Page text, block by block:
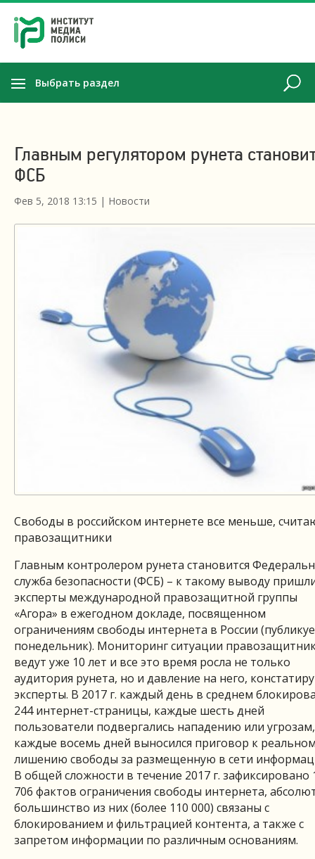
Выбрать раздел
Главным регулятором рунета
ФСБ
Фев 5, 2018 13:15 | Новости
Свободы в российском интернете все меньше,
правозащитники
Главным контролером рунета становится
служба безопасности (ФСБ) – к такому выводу
эксперты международной правозащитной группы
«Агора» в ежегодном докладе, посвященном
ограничениям свободы интернета в России
понедельник). Мониторинг ситуации
ведут уже 10 лет и все это время росла не только
аудитория рунета, но и давление на него,
эксперты. В 2017 г. каждый день в среднем
244 интернет-страницы, каждые шесть дней
пользователи подвергались нападению или
каждые восемь дней выносился приговор к
лишению свободы за размещенную в сети
В общей сложности в течение 2017 г. зафиксировано
706 фактов ограничения свободы интернета,
большинство из них (более 110 000) связаны с
блокированием и фильтрацией контента, а также с
запретом информации по различным основаниям.